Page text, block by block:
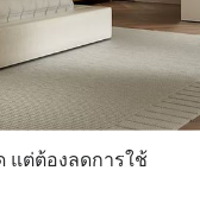
แต่ต้องลดการใช้